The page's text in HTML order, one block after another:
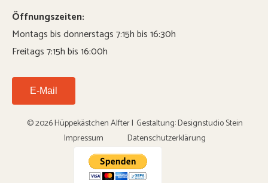
Öffnungszeiten:
Montags bis donnerstags 7:15h bis 16:30h
Freitags 7:15h bis 16:00h
E-Mail
© 2026 Hüppekästchen Alfter | Gestaltung:Designstudio Stein
Impressum
Datenschutzerklärung